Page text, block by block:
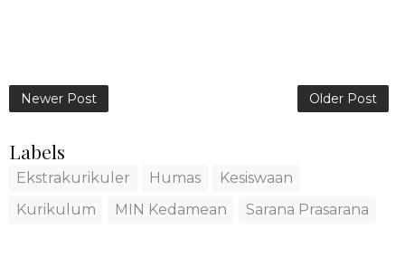
Newer Post Older Post
Labels
Ekstrakurikuler Humas
Kesiswaan
Kurikulum
MIN Kedamean Sarana Prasarana